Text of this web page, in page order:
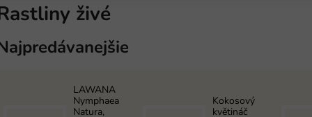
živé
LAWANA
Nymphaea
Natura,
Kokosový
květináč